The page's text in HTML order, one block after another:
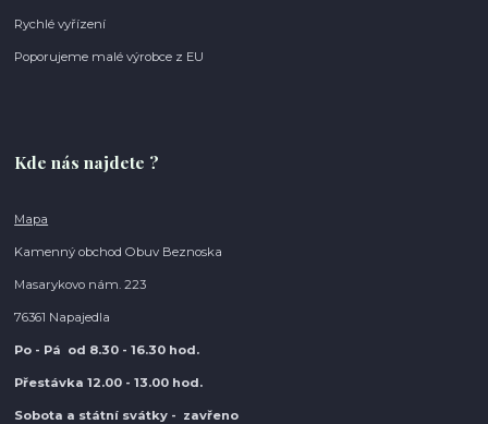
Rychlé vyřízení
Poporujeme malé výrobce z EU
Kde nás najdete ?
Mapa
Kamenný obchod Obuv Beznoska
Masarykovo nám. 223
76361 Napajedla
Po - Pá od 8.30 - 16.30 hod.
Přestávka 12.00 - 13.00 hod.
Sobota a státní svátky - zavřeno